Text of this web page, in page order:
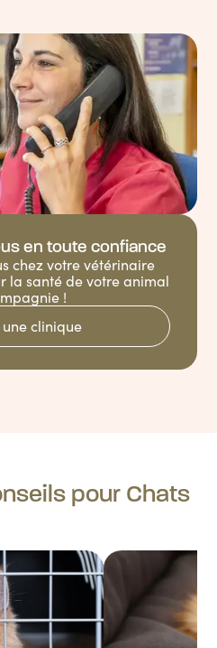
en toute confiance
chez votre vétérinaire
la santé de votre animal
!
clinique
pour Chats